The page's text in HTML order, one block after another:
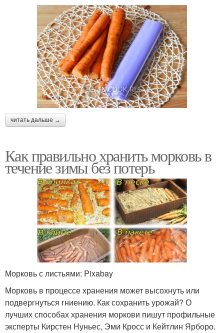
читать дальше →
Как правильно хранить морковь в
течение зимы без потерь
Морковь с листьями: Pixabay
Морковь в процессе хранения может высохнуть или
подвергнуться гниению. Как сохранить урожай? О
лучших способах хранения моркови пишут профильные
эксперты Кирстен Нуньес, Эми Кросс и Кейтлин Ярборо.